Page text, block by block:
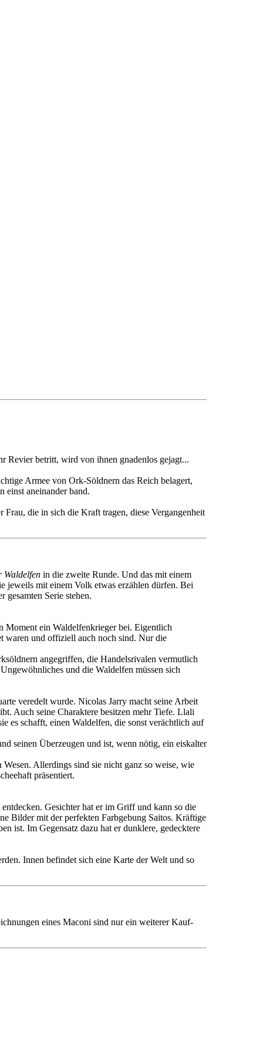
Revier betritt, wird von ihnen gnadenlos gejagt...
Armee von Ork-Söldnern das Reich belagert,
einst aneinander band.
Frau, die in sich die Kraft tragen, diese Vergangenheit
Waldelfen in die zweite Runde. Und das mit einem
jeweils mit einem Volk etwas erzählen dürfen. Bei
Serie stehen.
Moment ein Waldelfenkrieger bei. Eigentlich
waren und offiziell auch noch sind. Nur die
angegriffen, die Handelsrivalen vermutlich
und die Waldelfen müssen sich
veredelt wurde. Nicolas Jarry macht seine Arbeit
Auch seine Charaktere besitzen mehr Tiefe. Llali
es schafft, einen Waldelfen, die sonst verächtlich auf
seinen Überzeugen und ist, wenn nötig, ein eiskalter
Allerdings sind sie nicht ganz so weise, wie
präsentiert.
Gesichter hat er im Griff und kann so die
Bilder mit der perfekten Farbgebung Saitos. Kräftige
ist. Im Gegensatz dazu hat er dunklere, gedecktere
Innen befindet sich eine Karte der Welt und so
eines Maconi sind nur ein weiterer Kauf-